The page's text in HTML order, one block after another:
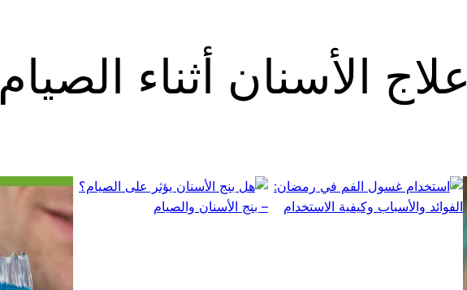
علاج الأسنان أثناء الصيام